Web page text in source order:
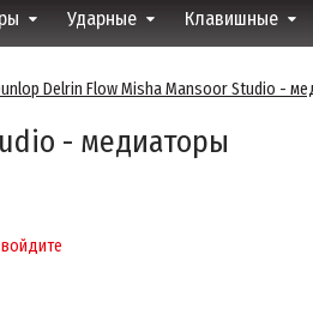
Ударные Клавишные
Delrin Flow Misha Mansoor Studio -
- медиаторы
войдите